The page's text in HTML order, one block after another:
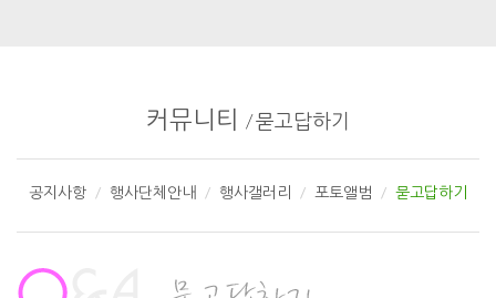
커뮤니티 /묻고답하기
공지사항 행사단체안내 행사갤러리 포토앨범 묻고답하기